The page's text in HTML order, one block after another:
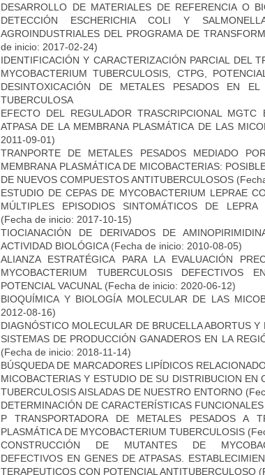
DESARROLLO DE MATERIALES DE REFERENCIA O
DETECCIÓN ESCHERICHIA COLI Y
AGROINDUSTRIALES DEL PROGRAMA DE
de inicio: 2017-02-24)
IDENTIFICACIÓN Y CARACTERIZACIÓN PARCIAL DEL
MYCOBACTERIUM TUBERCULOSIS, CTPG,
DESINTOXICACIÓN DE METALES PESADOS EN
TUBERCULOSA
EFECTO DEL REGULADOR TRASCRIPCIONAL
ATPASA DE LA MEMBRANA PLASMÁTICA DE LAS
2011-09-01)
TRANPORTE DE METALES PESADOS MEDIADO
MEMBRANA PLASMÁTICA DE MICOBACTERIAS:
DE NUEVOS COMPUESTOS ANTITUBERCULOSOS
ESTUDIO DE CEPAS DE MYCOBACTERIUM LEPRAE
MÚLTIPLES EPISODIOS SINTOMÁTICOS DE LEPRA
(Fecha de inicio: 2017-10-15)
TIOCIANACIÓN DE DERIVADOS DE
ACTIVIDAD BIOLÓGICA(Fecha de inicio: 2010-08-05)
ALIANZA ESTRATÉGICA PARA LA EVALUACIÓN
MYCOBACTERIUM TUBERCULOSIS DEFECTIVOS
POTENCIAL VACUNAL (Fecha de inicio: 2020-06-12)
BIOQUÍMICA Y BIOLOGÍA MOLECULAR DE LAS
2012-08-16)
DIAGNÓSTICO MOLECULAR DE BRUCELLA ABORTUS
SISTEMAS DE PRODUCCIÓN GANADEROS EN LA
(Fecha de inicio: 2018-11-14)
BÚSQUEDA DE MARCADORES LIPÍDICOS
MICOBACTERIAS Y ESTUDIO DE SU DISTRIBUCION EN
TUBERCULOSIS AISLADAS DE NUESTRO ENTORNO
DETERMINACIÓN DE CARACTERÍSTICAS
P TRANSPORTADORA DE METALES PESADOS A
PLASMÁTICA DE MYCOBACTERIUM TUBERCULOSIS
CONSTRUCCIÓN DE MUTANTES DE
DEFECTIVOS EN GENES DE ATPASAS.
TERAPEUTICOS CON POTENCIAL ANTITUBERCULOSO